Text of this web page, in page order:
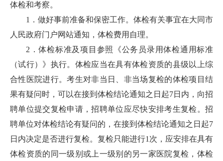
体检和考察。
1．做好事前准备和保密工作。体检有关事宜在大同市
人民政府门户网站通知，体检费用自理。
2．体检标准及项目参照《公务员录用体检通用标准
（试行）》执行。体检应当在具有体检资质的县级以上综
合性医院进行。考生对非当日、非当场复检的体检项目结
果有疑问时，可以在接到体检结论通知之日起7日内，向招
聘单位提交复检申请，招聘单位应尽快安排考生复检。招
聘单位对体检结论有疑问的，在接到体检结论通知之日起7
日内决定是否进行复检。复检只能进行1次，应安排在具有
体检资质的同一级别或上一级别的另一家医院复检，体检